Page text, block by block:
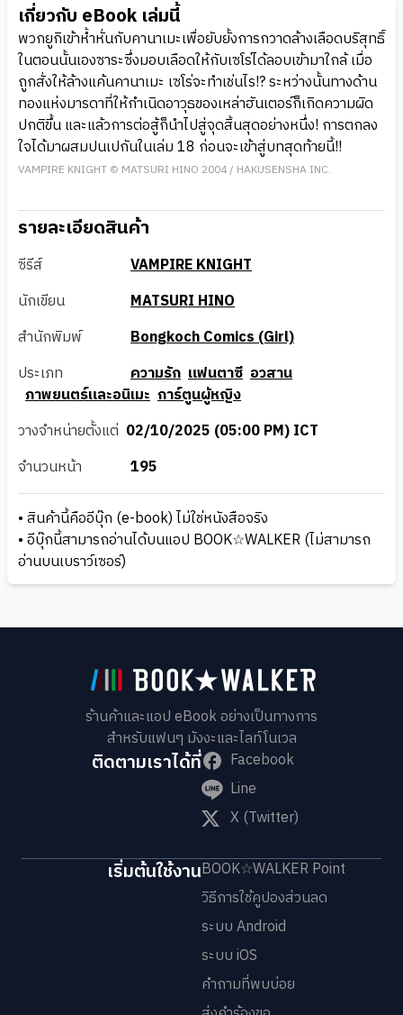
เกี่ยวกับ eBook เล่มนี้
พวกยูกิเข้าห้ำหั่นกับคานาเมะเพื่อยับยั้งการกวาดล้างเลือดบริสุทธิ์
ในตอนนั้นเองซาระซึ่งมอบเลือดให้กับเซโร่ได้ลอบเข้ามาใกล้ เมื่อ
ถูกสั่งให้ล้างแค้นคานาเมะ เซโร่จะทำเช่นไร!? ระหว่างนั้นทางด้าน
ทองแห่งมารดาที่ให้กำเนิดอาวุธของเหล่าฮันเตอร์ก็เกิดความผิด
ปกติขึ้น และแล้วการต่อสู้ก็นำไปสู่จุดสิ้นสุดอย่างหนึ่ง! การตกลง
ใจได้มาผสมปนเปกันในเล่ม 18 ก่อนจะเข้าสู่บทสุดท้ายนี้!!
VAMPIRE KNIGHT © MATSURI HINO 2004 / HAKUSENSHA INC.
รายละเอียดสินค้า
ซีรีส์
VAMPIRE KNIGHT
นักเขียน
MATSURI HINO
สำนักพิมพ์
Bongkoch Comics (Girl)
ประเภท
ความรัก แฟนตาซี อวสาน
ภาพยนตร์และอนิเมะ การ์ตูนผู้หญิง
วางจำหน่ายตั้งแต่ 02/10/2025 (05:00 PM) ICT
จำนวนหน้า
195
• สินค้านี้คืออีบุ๊ก (e-book) ไม่ใช่หนังสือจริง
• อีบุ๊กนี้สามารถอ่านได้บนแอป BOOK☆WALKER (ไม่สามารถ
อ่านบนเบราว์เซอร์)
ร้านค้าและแอป eBook อย่างเป็นทางการ
สำหรับแฟนๆ มังงะและไลท์โนเวล
ติดตามเราได้ที่
Facebook
Line
X (Twitter)
เริ่มต้นใช้งานBOOK☆WALKER Point
วิธีการใช้คูปองส่วนลด
ระบบ Android
ระบบ iOS
คำถามที่พบบ่อย